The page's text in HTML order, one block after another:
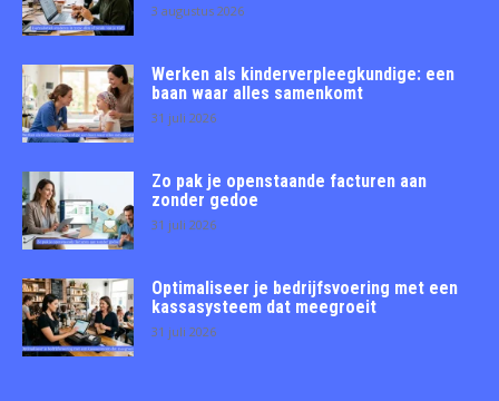
3 augustus 2026
Werken als kinderverpleegkundige: een
baan waar alles samenkomt
31 juli 2026
Zo pak je openstaande facturen aan
zonder gedoe
31 juli 2026
Optimaliseer je bedrijfsvoering met een
kassasysteem dat meegroeit
31 juli 2026